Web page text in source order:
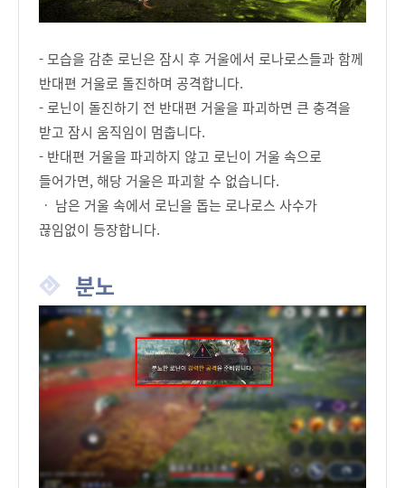
- 모습을 감춘 로닌은 잠시 후 거울에서 로나로스들과 함께
반대편 거울로 돌진하며 공격합니다.
- 로닌이 돌진하기 전 반대편 거울을 파괴하면 큰 충격을
받고 잠시 움직임이 멈춥니다.
- 반대편 거울을 파괴하지 않고 로닌이 거울 속으로
들어가면, 해당 거울은 파괴할 수 없습니다.
ㆍ 남은 거울 속에서 로닌을 돕는 로나로스 사수가
끊임없이 등장합니다.
분노